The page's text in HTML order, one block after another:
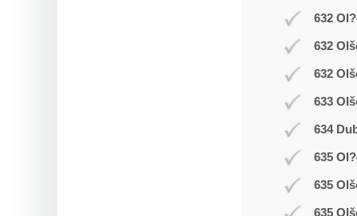
632
632
632
633
634
635
635
635